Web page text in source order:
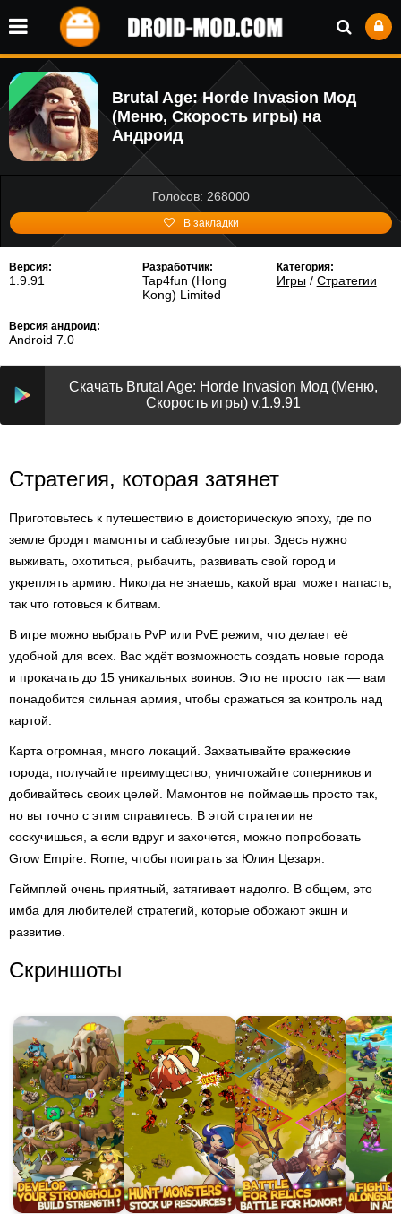
Brutal Age: Horde Invasion Мод
(Меню, Скорость игры) на
Андроид
Голосов: 268000
В закладки
Версия:
1.9.91
Разработчик:
Tap4fun (Hong
Kong) Limited
Категория:
Игры/ Стратегии
Версия андроид:
Android 7.0
Скачать Brutal Age: Horde Invasion Мод (Меню,
Скорость игры) v.1.9.91
Стратегия, которая затянет
Приготовьтесь к путешествию в доисторическую эпоху, где по
земле бродят мамонты и саблезубые тигры. Здесь нужно
выживать, охотиться, рыбачить, развивать свой город и
укреплять армию. Никогда не знаешь, какой враг может напасть,
так что готовься к битвам.
В игре можно выбрать PvP или PvE режим, что делает её
удобной для всех. Вас ждёт возможность создать новые города
и прокачать до 15 уникальных воинов. Это не просто так — вам
понадобится сильная армия, чтобы сражаться за контроль над
картой.
Карта огромная, много локаций. Захватывайте вражеские
города, получайте преимущество, уничтожайте соперников и
добивайтесь своих целей. Мамонтов не поймаешь просто так,
но вы точно с этим справитесь. В этой стратегии не
соскучишься, а если вдруг и захочется, можно попробовать
Grow Empire: Rome, чтобы поиграть за Юлия Цезаря.
Геймплей очень приятный, затягивает надолго. В общем, это
имба для любителей стратегий, которые обожают экшн и
развитие.
Скриншоты